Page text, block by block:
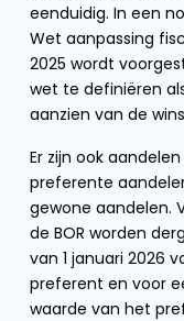
eenduidig. In een
Wet aanpassing
2025 wordt
wet te definiëren
aanzien van de
Er zijn ook
preferente
gewone aandelen.
de BOR worden
van 1 januari 2026
preferent en voor
waarde van het